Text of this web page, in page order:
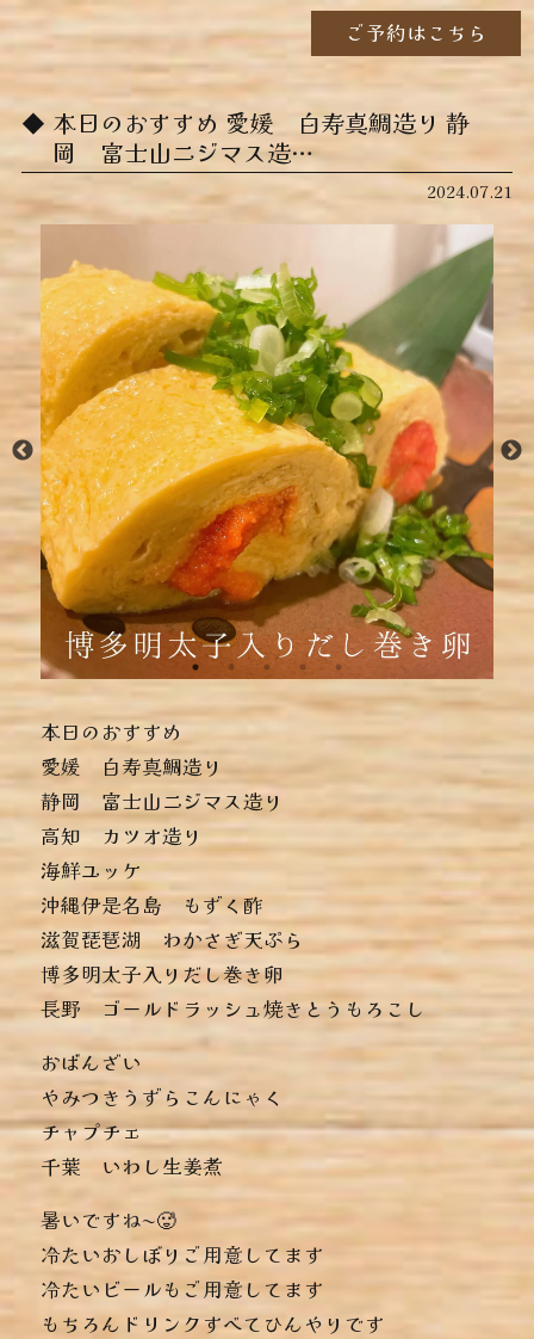
ご予約はこちら
本日のおすすめ ︎愛媛 白寿真鯛造り ︎静
岡 富士山ニジマス造…
2024.07.21
本日のおすすめ
︎愛媛 白寿真鯛造り
︎静岡 富士山ニジマス造り
︎高知 カツオ造り
︎海鮮ユッケ
︎沖縄伊是名島 もずく酢
︎滋賀琵琶湖 わかさぎ天ぷら
︎博多明太子入りだし巻き卵
︎長野 ゴールドラッシュ焼きとうもろこし
おばんざい
︎やみつきうずらこんにゃく
︎チャプチェ
︎千葉 いわし生姜煮
暑いですね〜🥵
冷たいおしぼりご用意してます️
冷たいビールもご用意してます
もちろんドリンクすべてひんやりです️